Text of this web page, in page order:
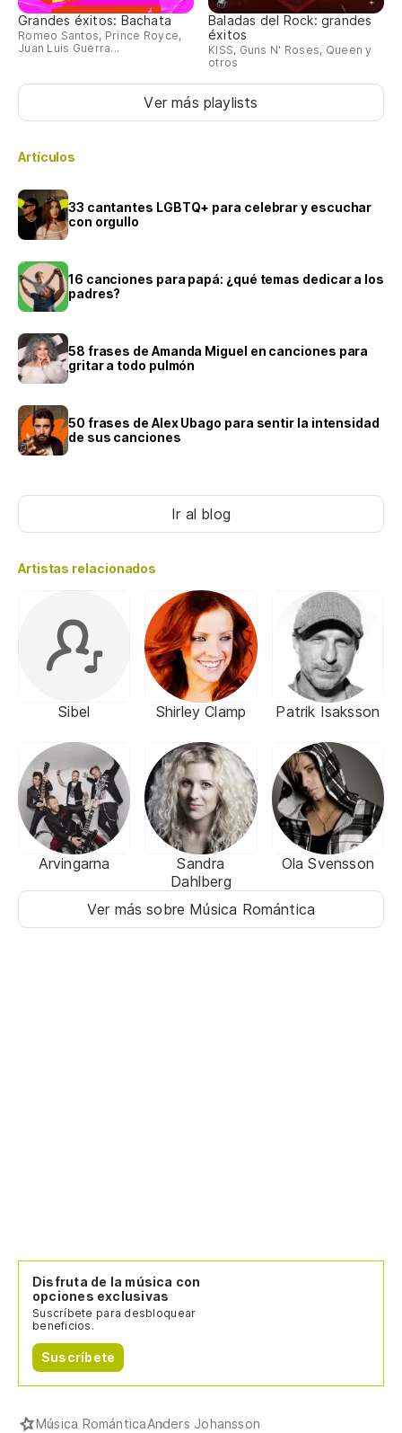
Grandes éxitos: Bachata
Romeo Santos, Prince Royce,
Juan Luis Guerra...
Baladas del Rock: grandes
éxitos
KISS, Guns N' Roses, Queen y
otros
Ver más playlists
Artículos
33 cantantes LGBTQ+ para celebrar y escuchar
con orgullo
16 canciones para papá: ¿qué temas dedicar a los
padres?
58 frases de Amanda Miguel en canciones para
gritar a todo pulmón
50 frases de Alex Ubago para sentir la intensidad
de sus canciones
Ir al blog
Artistas relacionados
Sibel Shirley Clamp Patrik Isaksson
Arvingarna
Sandra
Dahlberg
Ola Svensson
Ver más sobre Música Romántica
Disfruta de la música con
opciones exclusivas
Suscríbete para desbloquear
beneficios.
Suscríbete
Música RománticaAnders Johansson